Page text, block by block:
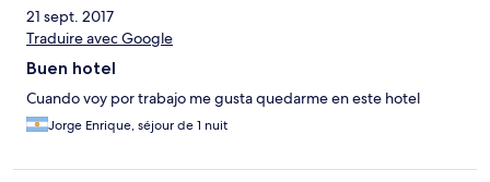
21 sept. 2017
Traduire avec Google
Buen hotel
Cuando voy por trabajo me gusta quedarme en este hotel
Jorge Enrique, séjour de 1 nuit